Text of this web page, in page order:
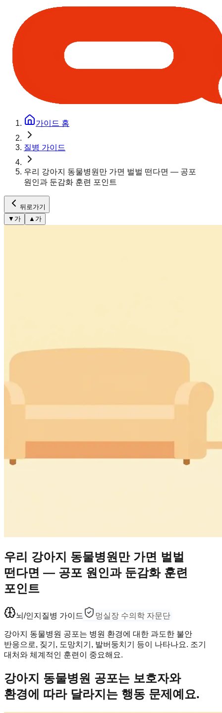
가이드 홈
질병 가이드
우리 강아지 동물병원만 가면 벌벌 떤다면 — 공포
원인과 둔감화 훈련 포인트
뒤로가기
▼ 가 ▲ 가
우리 강아지 동물병원만 가면 벌벌
떤다면 — 공포 원인과 둔감화 훈련
포인트
뇌/인지 질병 가이드 멍실장 수의학 자문단
강아지 동물병원 공포는 병원 환경에 대한 과도한 불안
반응으로, 짖기, 도망치기, 발버둥치기 등이 나타나요. 조기
대처와 체계적인 훈련이 중요해요.
강아지 동물병원 공포는 보호자와
환경에 따라 달라지는 행동 문제예요.